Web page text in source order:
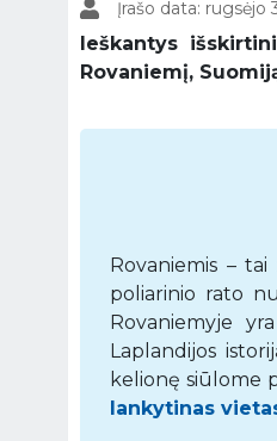
Įrašo data: rugsėjo
Ieškantys
Rovaniemį,
Rovaniemis –
poliarinio rato
Rovaniemyje
Laplandijos
kelionę siūlome
lankytinas